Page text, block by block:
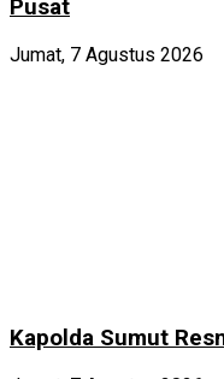
Pusat
Jumat, 7 Agustus 2026
Kapolda Sumut